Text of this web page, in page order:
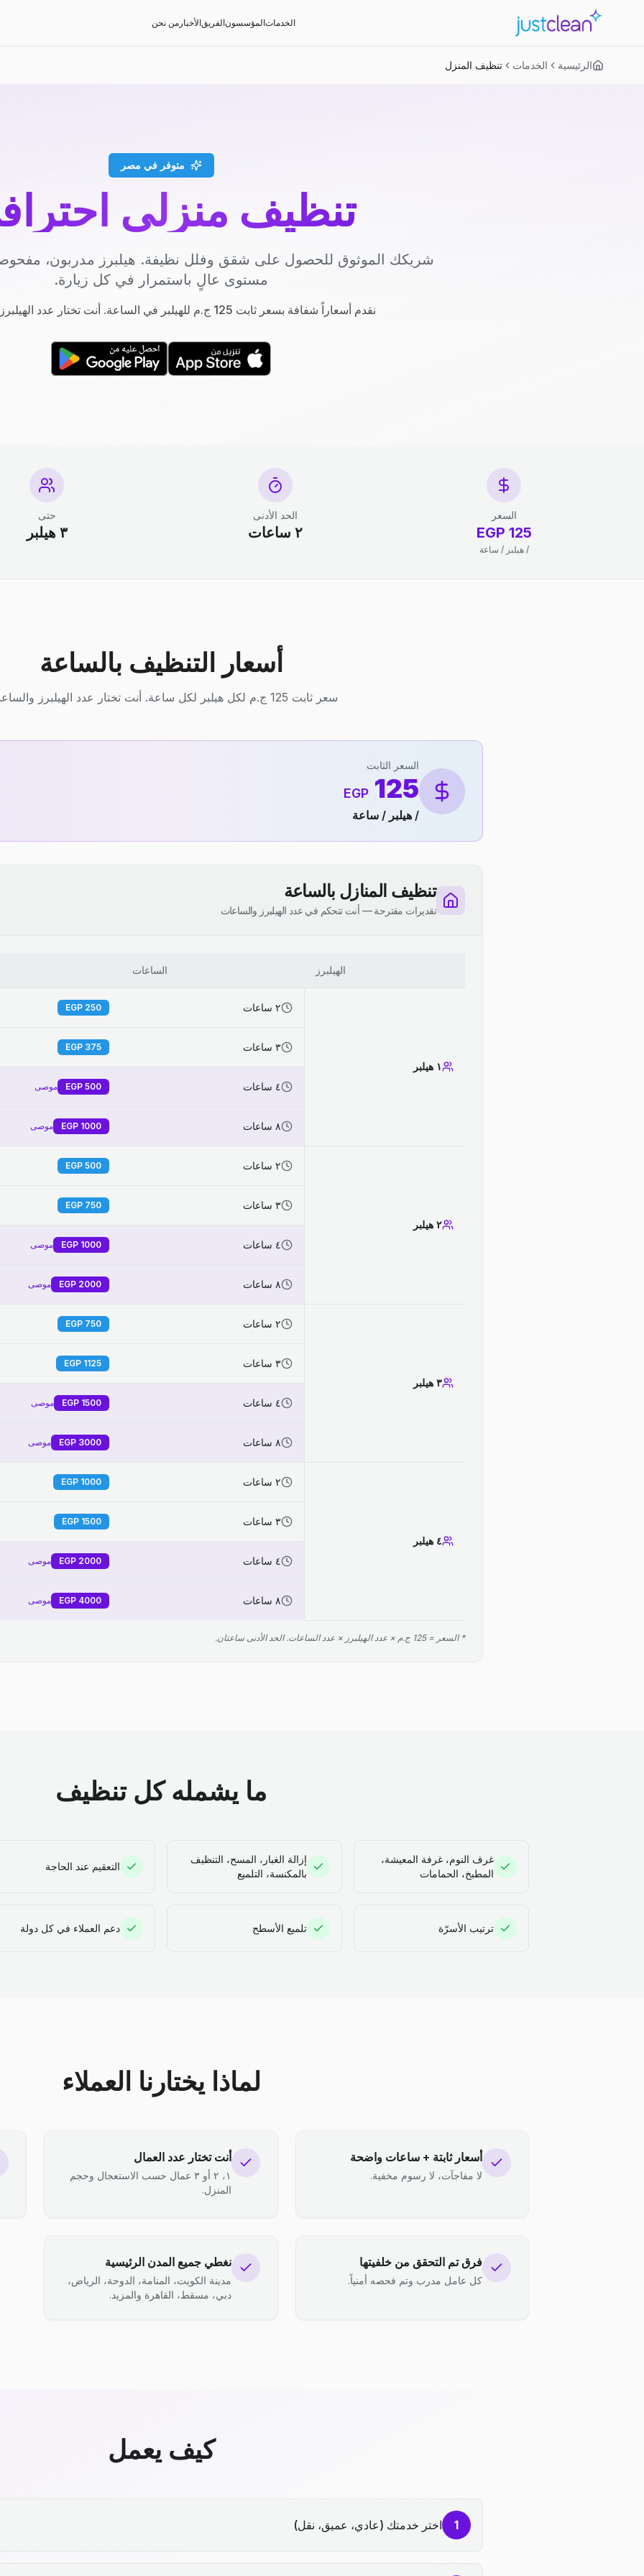
الخدماتالمؤسسونالفريقالأخبار من نحن
الرئيسية الخدمات تنظيف المنزل
متوفر في مصر
تنظيف منزلي
شريكك الموثوق للحصول على شقق وفلل نظيفة. هيلبرز مدربون،
مستوى عالٍ باستمرار في كل زيارة.
نقدم أسعاراً شفافة بسعر ثابت 125 ج.م للهيلبر في الساعة. أنت تختار عدد الهيلبرز والساعات.
السعر
125 EGP
/ هيلبر / ساعة
الحد الأدنى
٢ ساعات
حتى
٣ هيلبر
أسعار التنظيف بالساعة
سعر ثابت 125 ج.م لكل هيلبر لكل ساعة. أنت تختار عدد الهيلبرز والساعات.
السعر الثابت
125
EGP
/ هيلبر / ساعة
تنظيف المنازل بالساعة
تقديرات مقترحة — أنت تتحكم في عدد الهيلبرز والساعات
الهيلبرز الساعات
١ هيلبر
٢ ساعات 250
٣ ساعات 375
٤ ساعات 500 موصى
٨ ساعات 1000 موصى
٢ هيلبر
٢ ساعات 500
٣ ساعات 750
٤ ساعات 1000 موصى
٨ ساعات 2000 موصى
٣ هيلبر
٢ ساعات 750
٣ ساعات 1125
٤ ساعات 1500 موصى
٨ ساعات 3000 موصى
٤ هيلبر
٢ ساعات 1000
٣ ساعات 1500
٤ ساعات 2000 موصى
٨ ساعات 4000 موصى
* السعر = 125 ج.م × عدد الهيلبرز × عدد الساعات. الحد الأدنى ساعتان.
ما يشمله كل تنظيف
غرف النوم، غرفة المعيشة،
المطبخ، الحمامات
إزالة الغبار، المسح، التنظيف
بالمكنسة، التلميع
التعقيم عند الحاجة
ترتيب الأسرّة تلميع الأسطح دعم العملاء في كل دولة
لماذا يختارنا العملاء
أسعار ثابتة + ساعات واضحة
لا مفاجآت، لا رسوم مخفية.
أنت تختار عدد العمال
١، ٢ أو ٣ عمال حسب الاستعجال وحجم
المنزل.
فرق تم التحقق من خلفيتها
كل عامل مدرب وتم فحصه أمنياً.
نغطي جميع المدن الرئيسية
مدينة الكويت، المنامة، الدوحة، الرياض،
دبي، مسقط، القاهرة والمزيد.
كيف يعمل
1 اختر خدمتك (عادي، عميق، نقل)